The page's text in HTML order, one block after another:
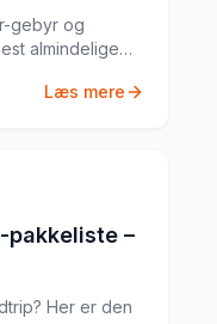
gebyr og
almindelige
Læs mere
–
Her er den